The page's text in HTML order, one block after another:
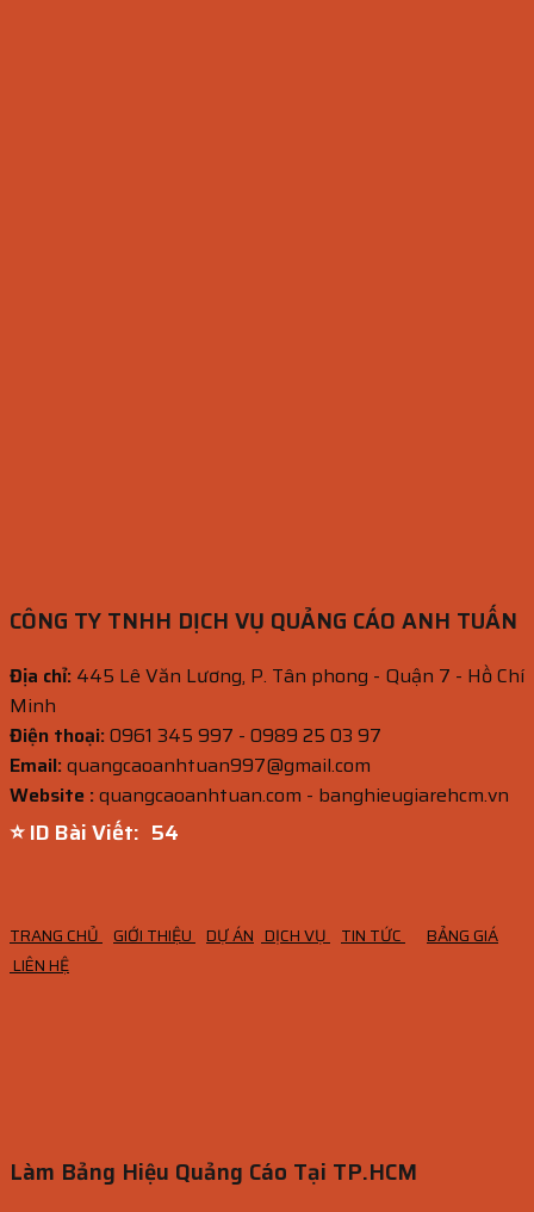
CÔNG TY TNHH DỊCH VỤ QUẢNG CÁO ANH TUẤN
Địa chỉ: 445 Lê Văn Lương, P. Tân phong - Quận 7 - Hồ Chí
Minh
Điện thoại:0961 345 997 - 0989 25 03 97
Email:quangcaoanhtuan997@gmail.com
Website :quangcaoanhtuan.com - banghieugiarehcm.vn
⭐ ID Bài Viết: 53
TRANG CHỦ GIỚI THIỆU DỰ ÁN DỊCH VỤ TIN TỨC
BẢNG GIÁ
LIÊN HỆ
Làm Bảng Hiệu Quảng Cáo Tại TP.HCM